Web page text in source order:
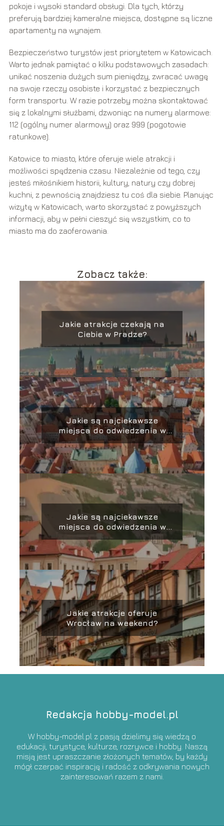
pokoje i wysoki standard obsługi. Dla tych, którzy
preferują bardziej kameralne miejsca, dostępne są liczne
apartamenty na wynajem.
Bezpieczeństwo turystów jest priorytetem w Katowicach.
Warto jednak pamiętać o kilku podstawowych zasadach:
unikać noszenia dużych sum pieniędzy, zwracać uwagę
na swoje rzeczy osobiste i korzystać z bezpiecznych
form transportu. W razie potrzeby można skontaktować
się z lokalnymi służbami, dzwoniąc na numery alarmowe:
112 (ogólny numer alarmowy) oraz 999 (pogotowie
ratunkowe).
Katowice to miasto, które oferuje wiele atrakcji i
możliwości spędzenia czasu. Niezależnie od tego, czy
jesteś miłośnikiem historii, kultury, natury czy dobrej
kuchni, z pewnością znajdziesz tu coś dla siebie. Planując
wizytę w Katowicach, warto skorzystać z powyższych
informacji, aby w pełni cieszyć się wszystkim, co to
miasto ma do zaoferowania.
Zobacz także:
Jakie atrakcje czekają na
Ciebie w Pradze?
Jakie są najciekawsze
miejsca do odwiedzenia w
Toruniu?
Jakie są najciekawsze
miejsca do odwiedzenia w
Wilnie?
Jakie atrakcje oferuje
Wrocław na weekend?
Redakcja hobby-model.pl
W hobby-model.pl z pasją dzielimy się wiedzą o
edukacji, turystyce, kulturze, rozrywce i hobby. Naszą
misją jest upraszczanie złożonych tematów, by każdy
mógł czerpać inspirację i radość z odkrywania nowych
zainteresowań razem z nami.